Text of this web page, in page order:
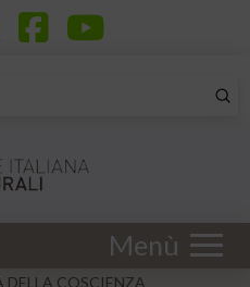
Menù
DELLA COSCIENZA